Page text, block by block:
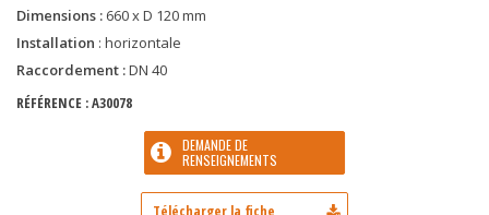
Dimensions : 660 x D 120 mm
Installation : horizontale
Raccordement :DN 40
RÉFÉRENCE :A30078
DEMANDE DE
RENSEIGNEMENTS